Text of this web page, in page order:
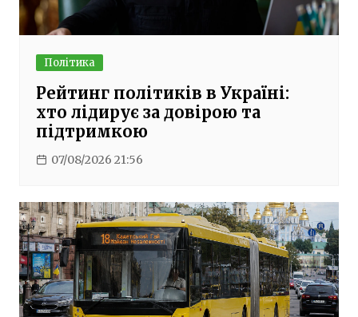
Політика
Рейтинг політиків в Україні:
хто лідирує за довірою та
підтримкою
07/08/2026 21:56